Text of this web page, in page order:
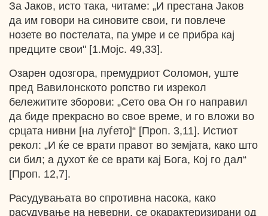
За Јаков, исто така, читаме: „И престана Јаков
да им говори на синовите свои, ги повлече
нозете во постелата, па умре и се прибра кај
предците свои" [1.Мојс. 49,33].
Озарен одозгора, премудриот Соломон, уште
пред Вавилонското ропство ги изрекол
бележитите зборови: „Сето ова Он го направил
да биде прекрасно во свое време, и го вложи во
срцата нивни [на луѓето]“ [Проп. 3,11]. Истиот
рекол: „И ќе се врати правот во земјата, како што
си бил; а духот ќе се врати кај Бога, Кој го дал“
[Проп. 12,7].
Расудувањата во спротивна насока, како
расудување на неверни, се окарактеризирани од